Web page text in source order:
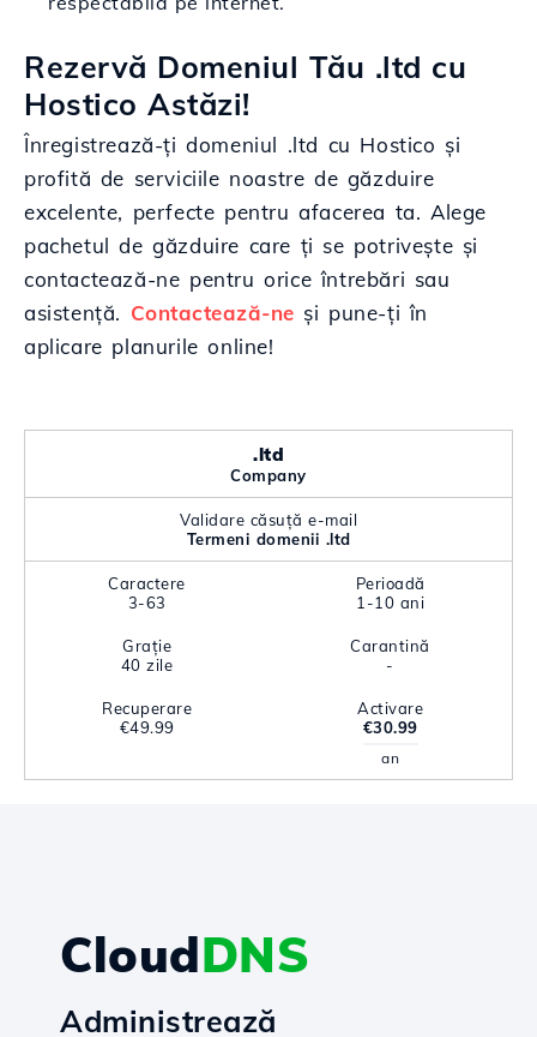
Rezervă Domeniul Tău .ltd cu
Hostico Astăzi!
Înregistrează-ți domeniul .ltd cu Hostico și
profită de serviciile noastre de găzduire
excelente, perfecte pentru afacerea ta. Alege
pachetul de găzduire care ți se potrivește și
contactează-ne pentru orice întrebări sau
asistență. Contactează-ne și pune-ți în
aplicare planurile online!
.ltd
Company
Validare căsuță e-mail
Termeni domenii .ltd
Caractere
3-63
Perioadă
1-10 ani
Grație
40 zile
Carantină
-
Recuperare
€49.99
Activare
€30.99
an
CloudDNS
Administrează